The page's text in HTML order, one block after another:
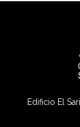
Edificio El